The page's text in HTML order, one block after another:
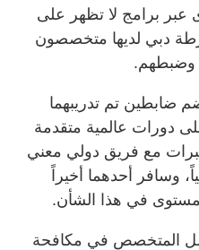
عبر برامج لا تظهر على
دبي لديها متخصصون
وضبطهم.
ضابطين تم تدريبهما
دورات عالمية متقدمة
مع فريق دولي معني
وسافر أحدهما أخيراً
في هذا الشأن.
المتخصص في مكافحة